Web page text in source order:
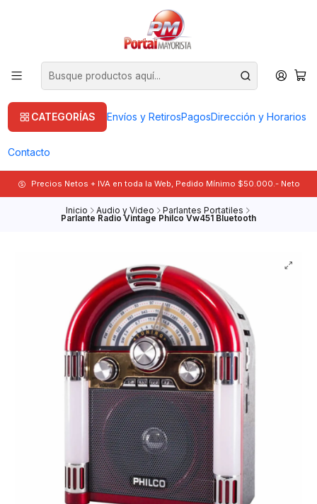
CATEGORÍAS Envíos y RetirosPagosDirección y Horarios
Contacto
Precios Netos + IVA en toda la Web, Pedido Mínimo $50.000.- Neto
Inicio Audio y Video Parlantes Portatiles
Parlante Radio Vintage Philco Vw451 Bluetooth